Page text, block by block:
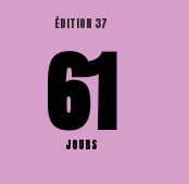
ÉDITION 37
61
JOURS